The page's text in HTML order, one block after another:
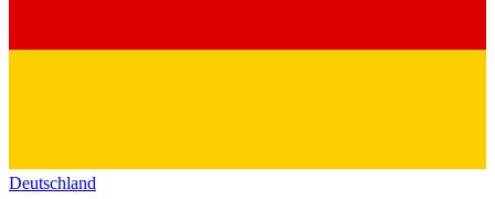
Deutschland